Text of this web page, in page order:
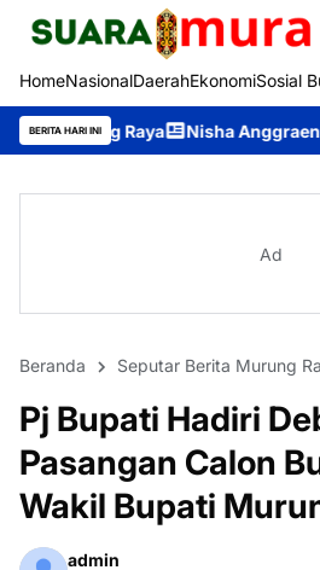
HomeNasionalDaerahEkonomiSosial
BERITA HARI ININisha Anggraeni Serap
Ad
Beranda Seputar Berita Murung
Pj Bupati Hadiri
Pasangan Calon
Wakil Bupati
admin